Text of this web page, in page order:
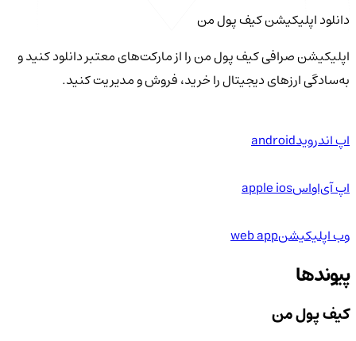
دانلود اپلیکیشن کیف‌ پول من
اپلیکیشن صرافی کیف پول من را از مارکت‌های معتبر دانلود کنید و
به‌سادگی ارزهای دیجیتال را خرید، فروش و مدیریت کنید.
اپ اندرویدandroid
اپ آی‌او‌اسapple ios
وب اپلیکیشنweb app
پیوندها
کیف پول من